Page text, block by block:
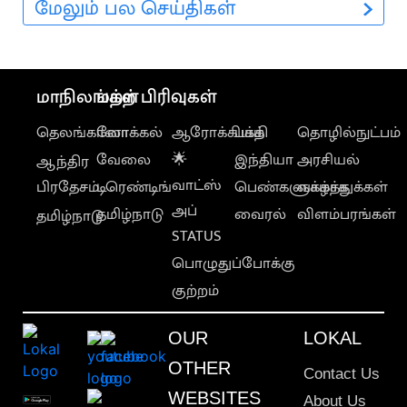
மேலும் பல செய்திகள்
மாநிலங்கள்
தெலங்கானா
ஆந்திர
பிரதேசம்
தமிழ்நாடு
மற்ற பிரிவுகள்
லோக்கல்
வேலை
டிரெண்டிங்
தமிழ்நாடு
ஆரோக்கியம்
🌟
வாட்ஸ்
அப்
STATUS
பொழுதுப்போக்கு
குற்றம்
பக்தி
இந்தியா
பெண்களுக்காக
வைரல்
தொழில்நுட்பம்
அரசியல்
வாழ்த்துக்கள்
விளம்பரங்கள்
OUR
OTHER
WEBSITES
LOKAL
Contact Us
About Us